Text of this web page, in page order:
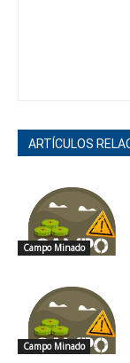
ARTÍCULOS
Campo Minado
Campo Minado